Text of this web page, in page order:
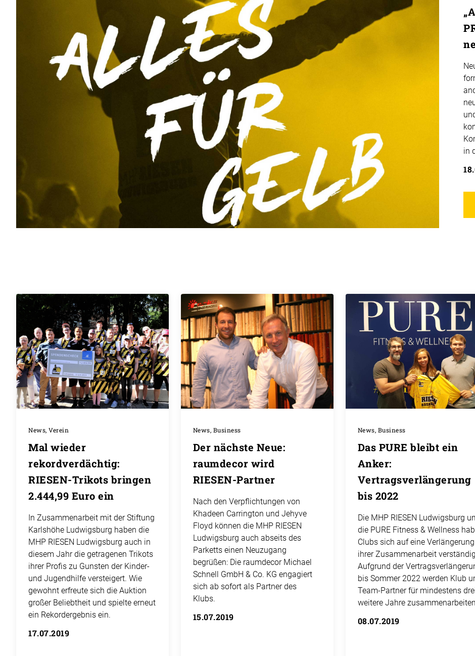
in
News, Verein
Mal wieder
rekordverdächtig:
RIESEN-Trikots bringen
2.444,99 Euro ein
In Zusammenarbeit mit der Stiftung
Karlshöhe Ludwigsburg haben die
MHP RIESEN Ludwigsburg auch in
diesem Jahr die getragenen Trikots
ihrer Profis zu Gunsten der Kinder-
und Jugendhilfe versteigert. Wie
gewohnt erfreute sich die Auktion
großer Beliebtheit und spielte erneut
ein Rekordergebnis ein.
17.07.2019
News, Business
Der nächste Neue:
raumdecor wird
RIESEN-Partner
Nach den Verpflichtungen von
Khadeen Carrington und Jehyve
Floyd können die MHP RIESEN
Ludwigsburg auch abseits des
Parketts einen Neuzugang
begrüßen: Die raumdecor Michael
Schnell GmbH & Co. KG engagiert
sich ab sofort als Partner des
Klubs.
15.07.2019
News, Business
Das PURE bleibt ein
Anker:
Vertragsverlängerung
bis 2022
Die MHP RIESEN Ludwigsburg
die PURE Fitness & Wellness
Clubs sich auf eine Verlängerung
ihrer Zusammenarbeit
Aufgrund der
bis Sommer 2022 werden Klub
Team-Partner für mindestens
weitere Jahre
08.07.2019